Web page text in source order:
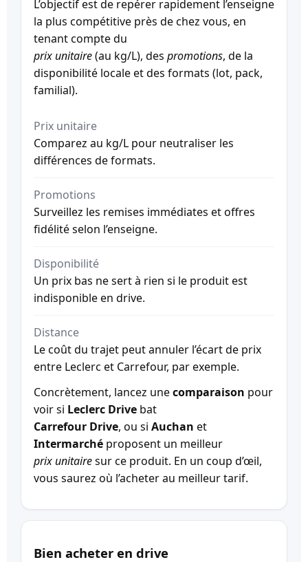
L’objectif est de repérer rapidement l’enseigne
la plus compétitive près de chez vous, en
tenant compte du
prix unitaire(au kg/L), des promotions, de la
disponibilité locale et des formats (lot, pack,
familial).
Prix unitaire
Comparez au kg/L pour neutraliser les
différences de formats.
Promotions
Surveillez les remises immédiates et offres
fidélité selon l’enseigne.
Disponibilité
Un prix bas ne sert à rien si le produit est
indisponible en drive.
Distance
Le coût du trajet peut annuler l’écart de prix
entre Leclerc et Carrefour, par exemple.
Concrètement, lancez unecomparaison pour
voir si Leclerc Drive bat
Carrefour Drive, ou si Auchan et
Intermarché proposent un meilleur
prix unitairesur ce produit. En un coup d’œil,
vous saurez où l’acheter au meilleur tarif.
Bien acheter en drive